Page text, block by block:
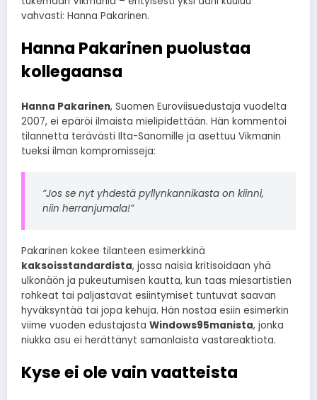
vahvasti: Hanna Pakarinen.
Hanna Pakarinen puolustaa
kollegaansa
Hanna Pakarinen, Suomen Euroviisuedustaja vuodelta
2007, ei epäröi ilmaista mielipidettään. Hän kommentoi
tilannetta terävästi Ilta-Sanomille ja asettuu Vikmanin
tueksi ilman kompromisseja:
”Jos se nyt yhdestä pyllynkannikasta on kiinni,
niin herranjumala!”
Pakarinen kokee tilanteen esimerkkinä
kaksoisstandardista, jossa naisia kritisoidaan yhä
ulkonäön ja pukeutumisen kautta, kun taas miesartistien
rohkeat tai paljastavat esiintymiset tuntuvat saavan
hyväksyntää tai jopa kehuja. Hän nostaa esiin esimerkin
viime vuoden edustajasta Windows95manista, jonka
niukka asu ei herättänyt samanlaista vastareaktiota.
Kyse ei ole vain vaatteista